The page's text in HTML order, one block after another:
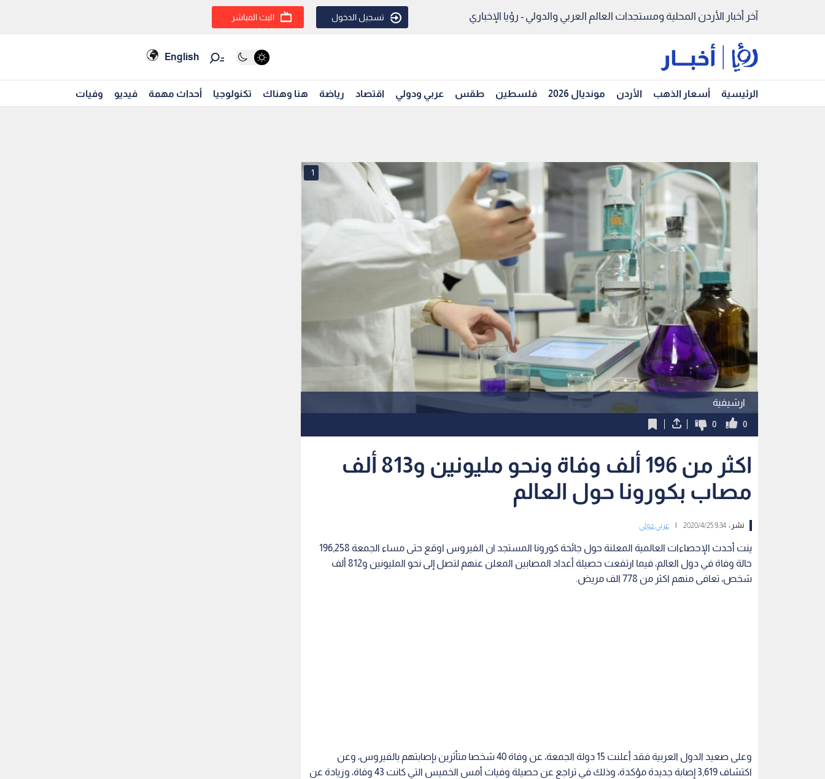
آخر أخبار الأردن المحلية ومستجدات العالم العربي والدولي - رؤيا الإخباري تسجيل الدخول البث المباشر
English
الرئيسية أسعار الذهب الأردن مونديال 2026 فلسطين طقس عربي ودولي اقتصاد رياضة هنا وهناك تكنولوجيا أحداث مهمة فيديو وفيات
ارشيفية
1
0
0
اكثر من 196 ألف وفاة ونحو مليونين و813 ألف
مصاب بكورونا حول العالم
نشر :9:34 2020/4/25 عربي دولي
ينت أحدث الإحصاءات العالمية المعلنة حول جائحة كورونا المستجد ان الفيروس اوقع حتى مساء الجمعة 196,258
حالة وفاة في دول العالم، فيما ارتفعت حصيلة أعداد المصابين المعلن عنهم لتصل إلى نحو المليونين و812 ألف
شخص، تعافى منهم اكثر من 778 الف مريض.
وعلى صعيد الدول العربية فقد أعلنت 15 دولة الجمعة، عن وفاة 40 شخصا متأثرين بإصابتهم بالفيروس، وعن
اكتشاف 3,619 إصابة جديدة مؤكدة، وذلك في تراجع عن حصيلة وفيات أمس الخميس التي كانت 43 وفاة، وزيادة عن